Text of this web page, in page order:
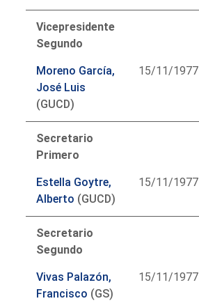
Vicepresidente
Segundo
Moreno García,
José Luis
(GUCD)
15/11/1977
Secretario
Primero
Estella Goytre,
Alberto (GUCD)
15/11/1977
Secretario
Segundo
Vivas Palazón,
Francisco (GS)
15/11/1977